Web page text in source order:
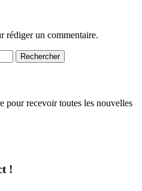
rédiger un commentaire.
pour recevoir toutes les nouvelles
!